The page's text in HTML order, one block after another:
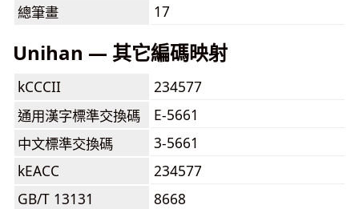
總筆畫
17
Unihan — 其它編碼映射
kCCCII
234577
通用漢字標準交換碼
E-5661
中文標準交換碼
3-5661
kEACC
234577
GB/T 13131
8668